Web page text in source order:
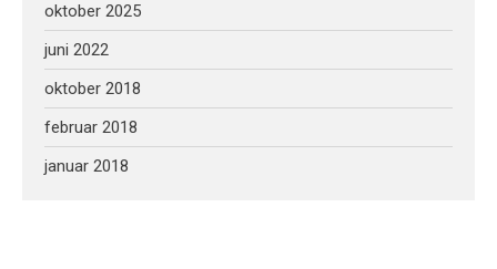
oktober 2025
juni 2022
oktober 2018
februar 2018
januar 2018